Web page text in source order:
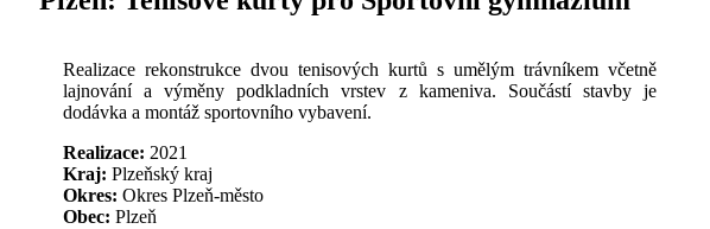
Realizace rekonstrukce dvou tenisových kurtů s umělým trávníkem včetně
lajnování a výměny podkladních vrstev z kameniva. Součástí stavby je
dodávka a montáž sportovního vybavení.
Realizace: 2021
Kraj: Plzeňský kraj
Okres: Okres Plzeň-město
Obec: Plzeň